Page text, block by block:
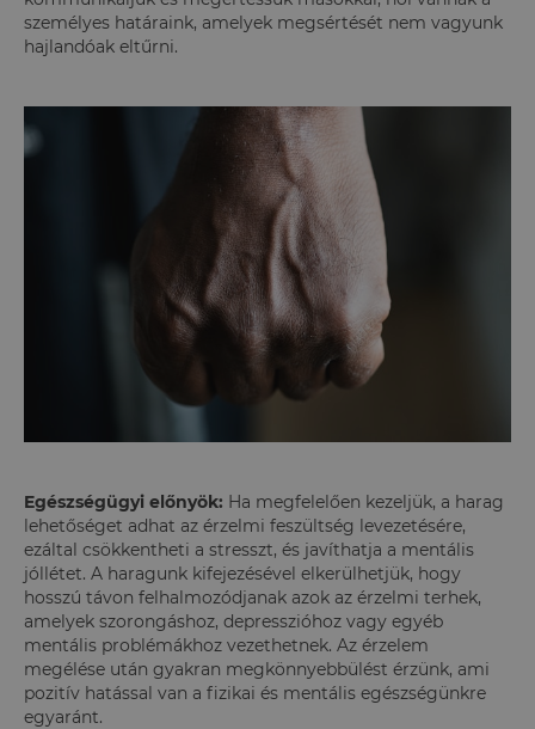
személyes határaink, amelyek megsértését nem vagyunk
hajlandóak eltűrni.
Egészségügyi előnyök: Ha megfelelően kezeljük, a harag
lehetőséget adhat az érzelmi feszültség levezetésére,
ezáltal csökkentheti a stresszt, és javíthatja a mentális
jóllétet. A haragunk kifejezésével elkerülhetjük, hogy
hosszú távon felhalmozódjanak azok az érzelmi terhek,
amelyek szorongáshoz, depresszióhoz vagy egyéb
mentális problémákhoz vezethetnek. Az érzelem
megélése után gyakran megkönnyebbülést érzünk, ami
pozitív hatással van a fizikai és mentális egészségünkre
egyaránt.